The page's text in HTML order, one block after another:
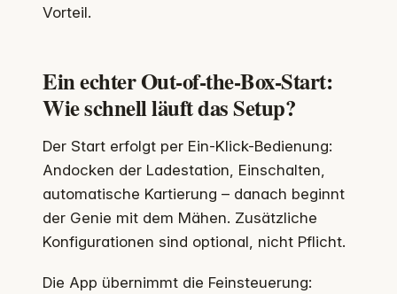
Vorteil.
Ein echter Out-of-the-Box-Start:
Wie schnell läuft das Setup?
Der Start erfolgt per Ein-Klick-Bedienung:
Andocken der Ladestation, Einschalten,
automatische Kartierung – danach beginnt
der Genie mit dem Mähen. Zusätzliche
Konfigurationen sind optional, nicht Pflicht.
Die App übernimmt die Feinsteuerung: